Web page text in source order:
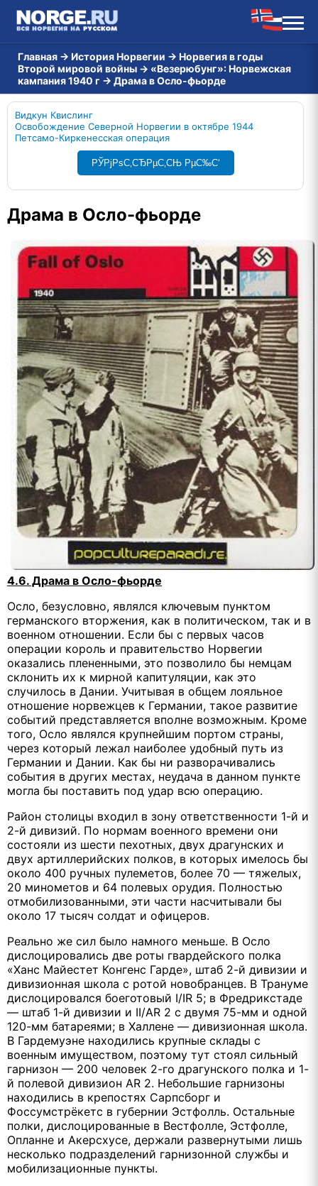
Главная → История Норвегии → Норвегия в годы
Второй мировой войны → «Везерюбунг»: Норвежская
кампания 1940 г → Драма в Осло-фьорде
Видкун Квислинг
Освобождение Северной Норвегии в октябре 1944
Петсамо-Киркенесская операция
РЎРјРѕС‚СЂРµС‚СЊ РµС‰С‘
Драма в Осло-фьорде
4.6. Драма в Осло-фьорде
Осло, безусловно, являлся ключевым пунктом
германского вторжения, как в политическом, так и в
военном отношении. Если бы с первых часов
операции король и правительство Норвегии
оказались плененными, это позволило бы немцам
склонить их к мирной капитуляции, как это
случилось в Дании. Учитывая в общем лояльное
отношение норвежцев к Германии, такое развитие
событий представляется вполне возможным. Кроме
того, Осло являлся крупнейшим портом страны,
через который лежал наиболее удобный путь из
Германии и Дании. Как бы ни разворачивались
события в других местах, неудача в данном пункте
могла бы поставить под удар всю операцию.
Район столицы входил в зону ответственности 1-й и
2-й дивизий. По нормам военного времени они
состояли из шести пехотных, двух драгунских и
двух артиллерийских полков, в которых имелось бы
около 400 ручных пулеметов, более 70 — тяжелых,
20 минометов и 64 полевых орудия. Полностью
отмобилизованными, эти части насчитывали бы
около 17 тысяч солдат и офицеров.
Реально же сил было намного меньше. В Осло
дислоцировались две роты гвардейского полка
«Ханс Майестет Конгенс Гарде», штаб 2-й дивизии и
дивизионная школа с ротой новобранцев. В Трануме
дислоцировался боеготовый I/IR 5; в Фредрикстаде
— штаб 1-й дивизии и II/AR 2 с двумя 75-мм и одной
120-мм батареями; в Халлене — дивизионная школа.
В Гардемуэне находились крупные склады с
военным имуществом, поэтому тут стоял сильный
гарнизон — 200 человек 2-го драгунского полка и 1-
й полевой дивизион AR 2. Небольшие гарнизоны
находились в крепостях Сарпсборг и
Фоссумстрёкетс в губернии Эстфолль. Остальные
полки, дислоцированные в Вестфолле, Эстфолле,
Опланне и Акерсхусе, держали развернутыми лишь
несколько подразделений гарнизонной службы и
мобилизационные пункты.